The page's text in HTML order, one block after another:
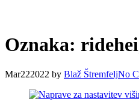
Oznaka:
Mar222022 by Blaž ŠtremfeljNo